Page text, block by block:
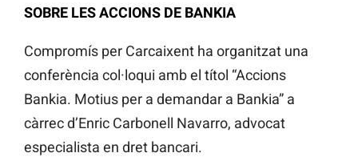
SOBRE LES ACCIONS DE BANKIA
Compromís per Carcaixent ha organitzat una
conferència col·loqui amb el títol “Accions
Bankia. Motius per a demandar a Bankia” a
càrrec d’Enric Carbonell Navarro, advocat
especialista en dret bancari.